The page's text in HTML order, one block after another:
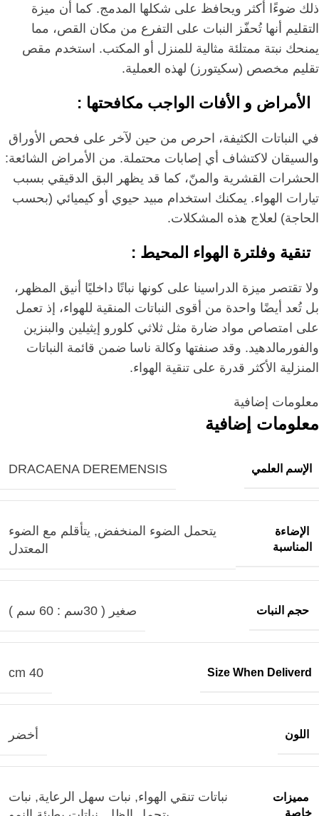
ذلك ضوءًا أكثر ويحافظ على شكلها المدمج. كما أن ميزة
التقليم أنها تُحفّز النبات على التفرع من مكان القص، مما
يمنحك نبتة ممتلئة مثالية للمنزل أو المكتب. استخدم مقص
تقليم مخصص (سكيتورز) لهذه العملية.
الأمراض و الأفات الواجب مكافحتها :
في النباتات الكثيفة، احرص من حين لآخر على فحص الأوراق
والسيقان لاكتشاف أي إصابات محتملة. من الأمراض الشائعة:
الحشرات القشرية والمنّ، كما قد يظهر البق الدقيقي بسبب
تيارات الهواء. يمكنك استخدام مبيد حيوي أو كيميائي (بحسب
الحاجة) لعلاج هذه المشكلات.
تنقية وفلترة الهواء المحيط :
ولا تقتصر ميزة الدراسينا على كونها نباتًا داخليًا أنيق المظهر،
بل تُعد أيضًا واحدة من أقوى النباتات المنقية للهواء، إذ تعمل
على امتصاص مواد ضارة مثل ثلاثي كلورو إيثيلين والبنزين
والفورمالدهيد. وقد صنفتها وكالة ناسا ضمن قائمة النباتات
المنزلية الأكثر قدرة على تنقية الهواء.
معلومات إضافية
معلومات إضافية
الإسم العلمي DRACAENA DEREMENSIS
الإضاءة
المناسبة
يتحمل الضوء المنخفض, يتأقلم مع الضوء
المعتدل
حجم النبات صغير ( 30سم : 60 سم )
Size When Deliverd
40 cm
اللون أخضر
مميزات
خاصة
نباتات تنقي الهواء, نبات سهل الرعاية, نبات